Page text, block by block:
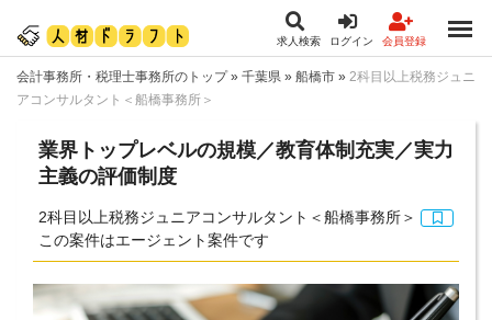
求人検索 ログイン 会員登録
会計事務所・税理士事務所のトップ» 千葉県 » 船橋市 » 2科目以上税務ジュニ
アコンサルタント＜船橋事務所＞
業界トップレベルの規模／教育体制充実／実力
主義の評価制度
2科目以上税務ジュニアコンサルタント＜船橋事務所＞
この案件はエージェント案件です